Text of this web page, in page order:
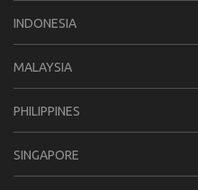
INDONESIA
MALAYSIA
PHILIPPINES
SINGAPORE